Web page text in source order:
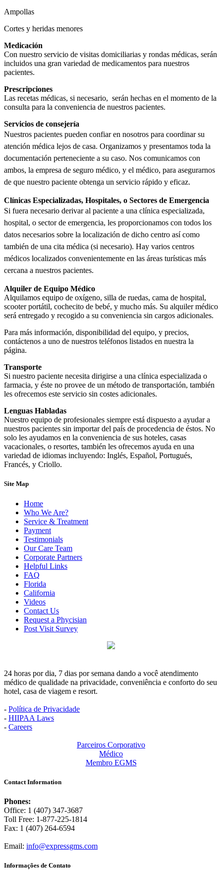
Ampollas
Cortes y heridas menores
Medicación
Con nuestro servicio de visitas domiciliarias y rondas médicas, serán
incluidos una gran variedad de medicamentos para nuestros
pacientes.
Prescripciones
Las recetas médicas, si necesario, serán hechas en el momento de la
consulta para la conveniencia de nuestros pacientes.
Servicios de consejería
Nuestros pacientes pueden confiar en nosotros para coordinar su
atención médica lejos de casa. Organizamos y presentamos toda la
documentación perteneciente a su caso. Nos comunicamos con
ambos, la empresa de seguro médico, y el médico, para asegurarnos
de que nuestro paciente obtenga un servicio rápido y eficaz.
Clínicas Especializadas, Hospitales, o Sectores de Emergencia
Si fuera necesario derivar al paciente a una clínica especializada,
hospital, o sector de emergencia, les proporcionamos con todos los
datos necesarios sobre la localización de dicho centro así como
también de una cita médica (si necesario). Hay varios centros
médicos localizados convenientemente en las áreas turísticas más
cercana a nuestros pacientes.
Alquiler de Equipo Médico
Alquilamos equipo de oxígeno, silla de ruedas, cama de hospital,
scooter portátil, cochecito de bebé, y mucho más. Su alquiler médico
será entregado y recogido a su conveniencia sin cargos adicionales.
Para más información, disponibilidad del equipo, y precios,
contáctenos a uno de nuestros teléfonos listados en nuestra la
página.
Transporte
Si nuestro paciente necesita dirigirse a una clínica especializada o
farmacia, y éste no provee de un método de transportación, también
les ofrecemos este servicio sin costes adicionales.
Lenguas Habladas
Nuestro equipo de profesionales siempre está dispuesto a ayudar a
nuestros pacientes sin importar del país de procedencia de éstos. No
solo les ayudamos en la conveniencia de sus hoteles, casas
vacacionales, o resortes, también les ofrecemos ayuda en una
variedad de idiomas incluyendo: Inglés, Español, Portugués,
Francés, y Criollo.
Site Map
Home
Who We Are?
Service & Treatment
Payment
Testimonials
Our Care Team
Corporate Partners
Helpful Links
FAQ
Florida
California
Videos
Contact Us
Request a Phycisian
Post Visit Survey
24 horas por dia, 7 dias por semana dando a você atendimento
médico de qualidade na privacidade, conveniência e conforto do seu
hotel, casa de viagem e resort.
- Política de Privacidade
- HIIPAA Laws
- Careers
Parceiros Corporativo
Médico
Membro EGMS
Contact Information
Phones:
Office: 1 (407) 347-3687
Toll Free: 1-877-225-1814
Fax: 1 (407) 264-6594
Email: info@expressgms.com
Informações de Contato